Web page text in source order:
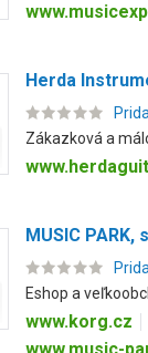
Herda
Zákazková a
MUSIC PARK,
Eshop a
www.korg.cz